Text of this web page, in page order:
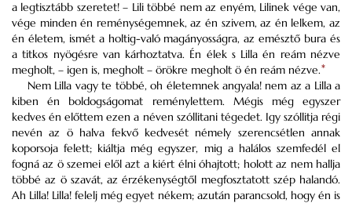
a legtisztább szeretet! – Lili többé nem az enyém, Lilinek vége van,
vége minden én reménységemnek, az én szivem, az én lelkem, az
én életem, ismét a holtig-való magányosságra, az emésztő bura és
a titkos nyögésre van kárhoztatva. Én élek s Lilla én reám nézve
megholt, – igen is, megholt – örökre megholt ö én reám nézve.*
Nem Lilla vagy te többé, oh életemnek angyala! nem az a Lilla a
kiben én boldogságomat reménylettem. Mégis még egyszer
kedves én előttem ezen a néven szóllitani tégedet. Igy szóllitja régi
nevén az ö halva fekvő kedvesét némely szerencsétlen annak
koporsoja felett; kiáltja még egyszer, mig a halálos szemfedél el
fogná az ö szemei elől azt a kiért élni óhajtott; holott az nem hallja
többé az ö szavát, az érzékenységtől megfosztatott szép halandó.
Ah Lilla! Lilla! felelj még egyet nékem; azután parancsold, hogy én is